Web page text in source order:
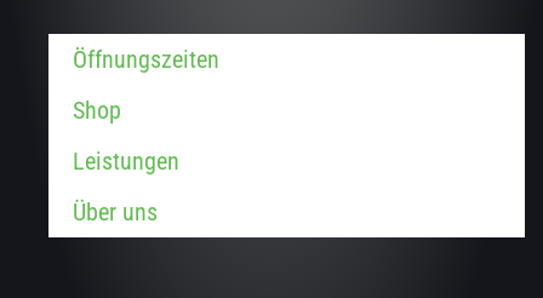
Öffnungszeiten
Shop
Leistungen
Über uns